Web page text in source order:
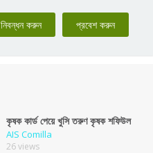
নিবন্ধন করুন প্রবেশ করুন
কৃষক কার্ড পেয়ে খুসি তরুণ কৃষক শফিউল
AIS Comilla
26 views